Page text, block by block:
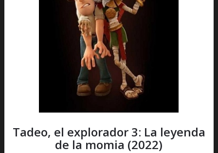
Tadeo, el explorador 3: La leyenda
de la momia (2022)